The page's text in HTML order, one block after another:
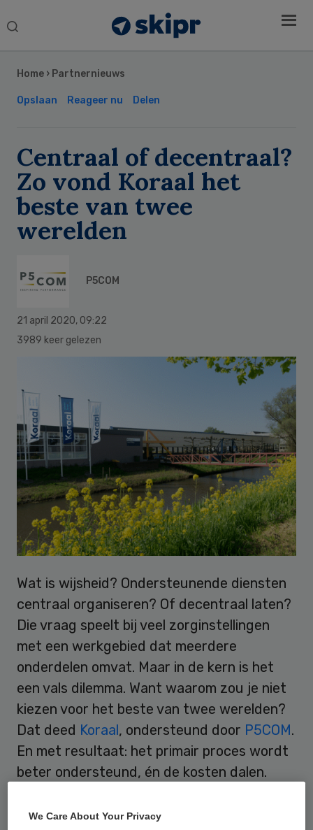
Search
Home › Partnernieuws
Opslaan Reageer nu Delen
Centraal of decentraal?
Zo vond Koraal het
beste van twee
werelden
P5COM
21 april 2020, 09:22
3989 keer gelezen
Wat is wijsheid? Ondersteunende diensten
centraal organiseren? Of decentraal laten?
Die vraag speelt bij veel zorginstellingen
met een werkgebied dat meerdere
onderdelen omvat. Maar in de kern is het
een vals dilemma. Want waarom zou je niet
kiezen voor het beste van twee werelden?
Dat deed Koraal , ondersteund door P5COM .
En met resultaat: het primair proces wordt
beter ondersteund, én de kosten dalen.
Sidebar
We Care About Your Privacy